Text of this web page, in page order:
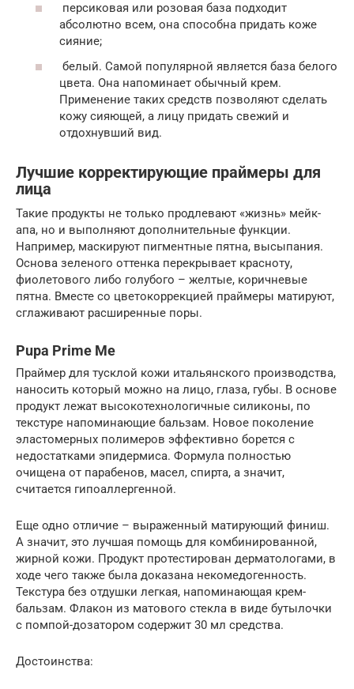
персиковая или розовая база подходит
абсолютно всем, она способна придать коже
сияние;
белый. Самой популярной является база белого
цвета. Она напоминает обычный крем.
Применение таких средств позволяют сделать
кожу сияющей, а лицу придать свежий и
отдохнувший вид.
Лучшие корректирующие праймеры для
лица
Такие продукты не только продлевают «жизнь» мейк-
апа, но и выполняют дополнительные функции.
Например, маскируют пигментные пятна, высыпания.
Основа зеленого оттенка перекрывает красноту,
фиолетового либо голубого – желтые, коричневые
пятна. Вместе со цветокоррекцией праймеры матируют,
сглаживают расширенные поры.
Pupa Prime Me
Праймер для тусклой кожи итальянского производства,
наносить который можно на лицо, глаза, губы. В основе
продукт лежат высокотехнологичные силиконы, по
текстуре напоминающие бальзам. Новое поколение
эластомерных полимеров эффективно борется с
недостатками эпидермиса. Формула полностью
очищена от парабенов, масел, спирта, а значит,
считается гипоаллергенной.
Еще одно отличие – выраженный матирующий финиш.
А значит, это лучшая помощь для комбинированной,
жирной кожи. Продукт протестирован дерматологами, в
ходе чего также была доказана некомедогенность.
Текстура без отдушки легкая, напоминающая крем-
бальзам. Флакон из матового стекла в виде бутылочки
с помпой-дозатором содержит 30 мл средства.
Достоинства: